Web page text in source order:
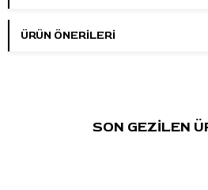
WJX 1013 RM-1, standart kartuş
makineleriyle kullanılabilir. Uygulama
20 adet kartuş dövme iğnesi
ÜRÜN ÖNERILERI
SON GEZİLEN